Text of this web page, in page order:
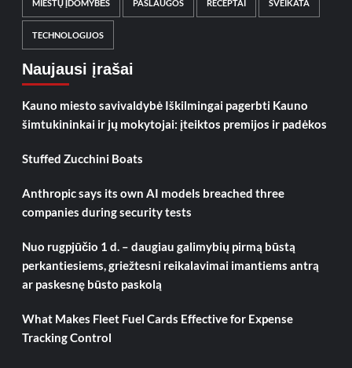
MIESTŲ ĮDOMYBĖS PASLAUGOS RECEPTAI SVEIKATA
TECHNOLOGIJOS
Naujausi įrašai
Kauno miesto savivaldybė Iškilmingai pagerbti Kauno
šimtukininkai ir jų mokytojai: įteiktos premijos ir padėkos
Stuffed Zucchini Boats
Anthropic says its own AI models breached three
companies during security tests
Nuo rugpjūčio 1 d. – daugiau galimybių pirmą būstą
perkantiesiems, griežtesni reikalavimai imantiems antrą
ar paskesnę būsto paskolą
What Makes Fleet Fuel Cards Effective for Expense
Tracking Control